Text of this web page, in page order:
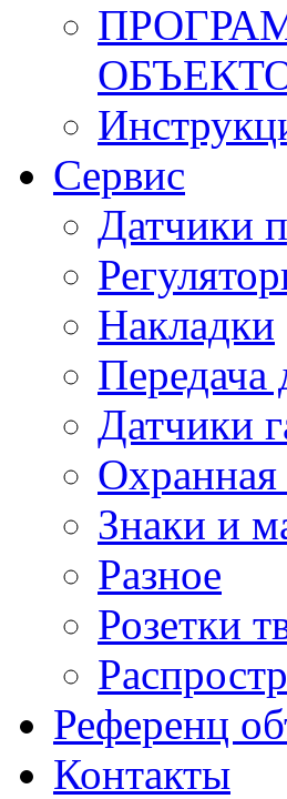
Сервис
Датчики
Накладки
Передача
Датчики
Охранная
Знаки и
Разное
Розетки
Референц
Контакты